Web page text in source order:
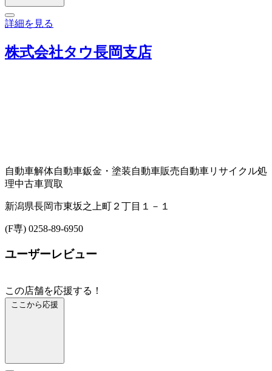
詳細を見る
株式会社タウ長岡支店
自動車解体自動車鈑金・塗装自動車販売自動車リサイクル処
理中古車買取
新潟県長岡市東坂之上町２丁目１－１
(F専) 0258-89-6950
ユーザーレビュー
この店舗を応援する！
ここから応援